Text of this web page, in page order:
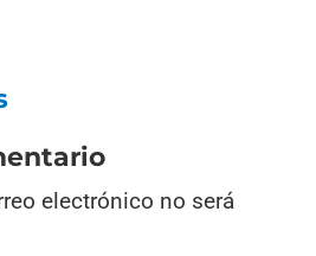
electrónico no será